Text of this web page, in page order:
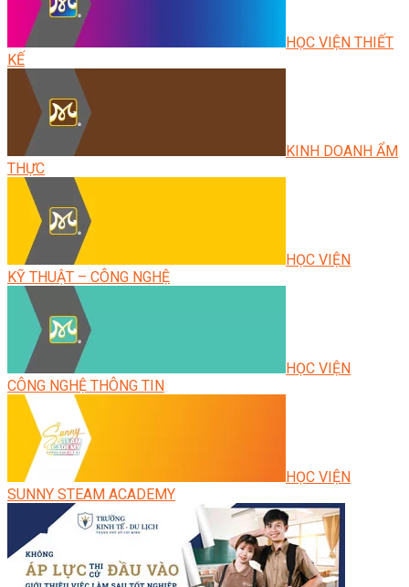
HỌC VIỆN THIẾT
KẾ
KINH DOANH ẨM
THỰC
HỌC VIỆN
KỸ THUẬT – CÔNG NGHỆ
HỌC VIỆN
CÔNG NGHỆ THÔNG TIN
HỌC VIỆN
SUNNY STEAM ACADEMY